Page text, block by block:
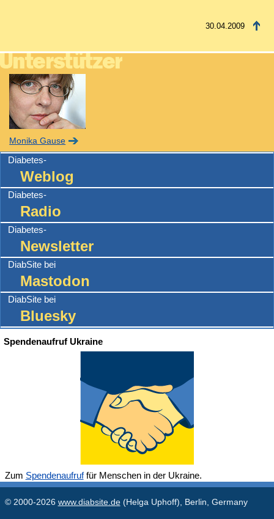
30.04.2009
Monika Gause
Diabetes-
Weblog
Diabetes-
Radio
Diabetes-
Newsletter
DiabSite bei
Mastodon
DiabSite bei
Bluesky
Spendenaufruf Ukraine
Zum Spendenaufruffür Menschen in der Ukraine.
© 2000-2026 www.diabsite.de(Helga Uphoff), Berlin, Germany